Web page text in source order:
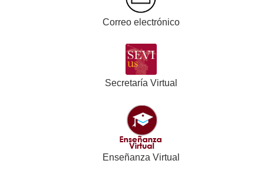
Correo electrónico
Secretaría Virtual
Enseñanza Virtual